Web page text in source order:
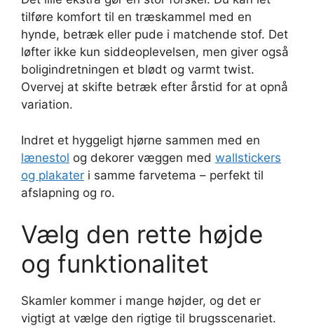
tilføre komfort til en træskammel med en
hynde, betræk eller pude i matchende stof. Det
løfter ikke kun siddeoplevelsen, men giver også
boligindretningen et blødt og varmt twist.
Overvej at skifte betræk efter årstid for at opnå
variation.
Indret et hyggeligt hjørne sammen med en
lænestol og dekorer væggen med wallstickers
og plakater i samme farvetema – perfekt til
afslapning og ro.
Vælg den rette højde
og funktionalitet
Skamler kommer i mange højder, og det er
vigtigt at vælge den rigtige til brugsscenariet.